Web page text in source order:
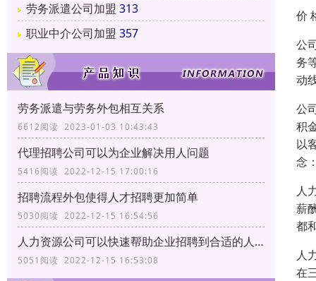
劳务派遣公司加盟 313
职业中介公司加盟 357
劳务派遣与劳务外包相互关系
6612阅读 2023-01-03 10:43:43
代理招聘公司可以为企业解决用人问题
5416阅读 2022-12-15 17:00:16
招聘流程外包使得人才招聘更加简单
5030阅读 2022-12-15 16:54:56
人力资源公司可以快速帮助企业招聘到合适的人才
5051阅读 2022-12-15 16:53:08
价
公
务
动
公
积
以
念
人
薪
都
人
在